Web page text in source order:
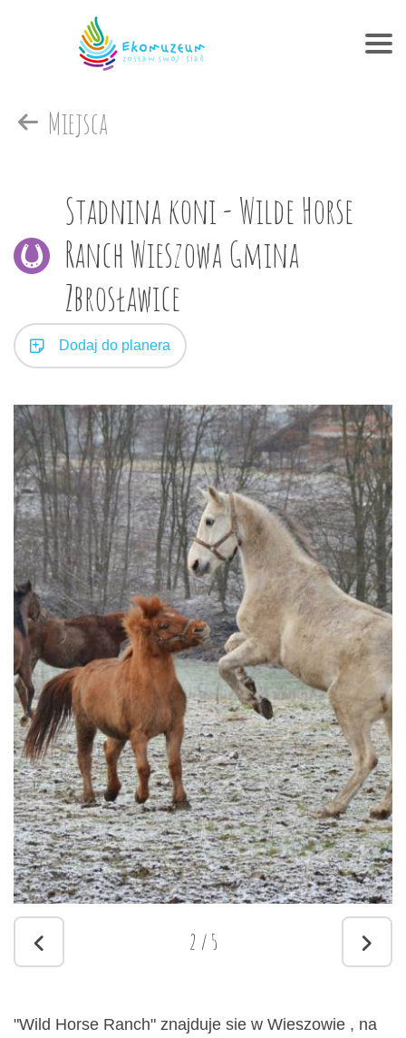
Miejsca
Stadnina koni - Wilde Horse
Ranch Wieszowa Gmina
Zbrosławice
Dodaj do planera
2 / 5
"Wild Horse Ranch" znajduje sie w Wieszowie , na